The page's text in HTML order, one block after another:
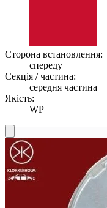
Сторона встановлення:
спереду
Секція / частина:
середня частина
Якість:
WP